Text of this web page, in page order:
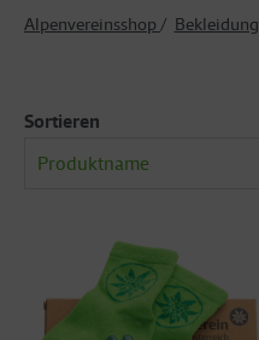
Alpenvereinsshop Bekleidung
Sortieren